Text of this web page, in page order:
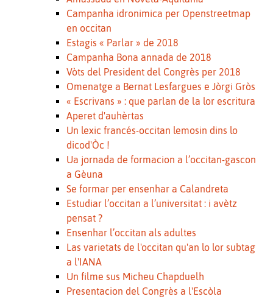
Campanha idronimica per Openstreetmap
en occitan
Estagis « Parlar » de 2018
Campanha Bona annada de 2018
Vòts del President del Congrès per 2018
Omenatge a Bernat Lesfargues e Jòrgi Gròs
« Escrivans » : que parlan de la lor escritura
Aperet d'auhèrtas
Un lexic francés-occitan lemosin dins lo
dicod'Òc !
Ua jornada de formacion a l’occitan-gascon
a Gèuna
Se formar per ensenhar a Calandreta
Estudiar l’occitan a l’universitat : i avètz
pensat ?
Ensenhar l’occitan als adultes
Las varietats de l'occitan qu'an lo lor subtag
a l'IANA
Un filme sus Micheu Chapduelh
Presentacion del Congrès a l'Escòla